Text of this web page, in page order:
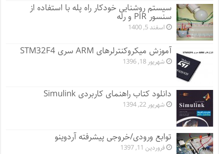
سیستم روشنایی خودکار راه پله با استفاده از
سنسور PIR و رله
اسفند 5, 1400
آموزش میکروکنترلرهای ARM سری STM32F4
شهریور 18, 1396
دانلود کتاب راهنمای کاربردی Simulink
شهریور 22, 1394
توابع ورودی/خروجی پیشرفته آردوینو
فروردین 11, 1397